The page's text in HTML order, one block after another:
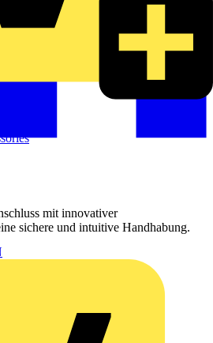
mit innovativer
sichere und intuitive Handhabung.
GN BX